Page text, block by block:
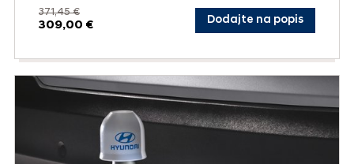
371,45 €
309,00 € Dodajte na popis